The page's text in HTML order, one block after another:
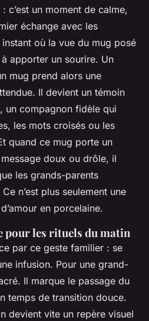
c’est un moment de calme,
échange avec les
instant où la vue du mug posé
apporter un sourire. Un
mug prend alors une
Il devient un témoin
un compagnon fidèle qui
les mots croisés ou les
quand ce mug porte un
doux ou drôle, il
les grands-parents
n’est plus seulement une
en porcelaine.
pour les rituels du matin
par ce geste familier : se
infusion. Pour une grand-
Il marque le passage du
temps de transition douce.
devient vite un repère visuel